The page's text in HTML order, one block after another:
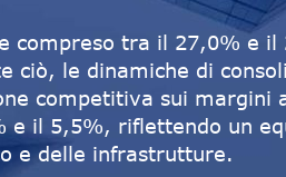
tra il 27,0% e il
ciò, le dinamiche di
competitiva sui margini
e il 5,5%, riflettendo un
e delle infrastrutture.